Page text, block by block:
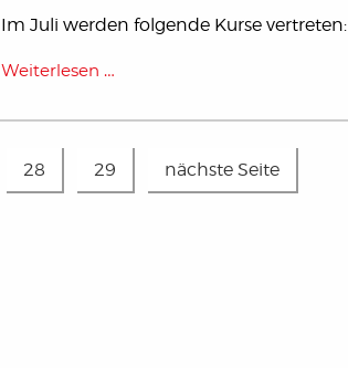
Im Juli werden folgende Kurse vertreten:
Weiterlesen …
28 29 nächste Seite